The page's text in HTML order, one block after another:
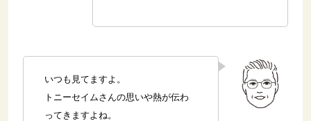
いつも見てますよ。
トニーセイムさんの思いや熱が伝わ
ってきますよね。